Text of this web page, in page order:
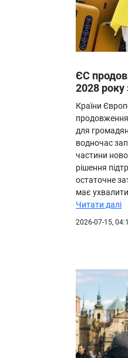
Людина
Про нас
ЄС
2028
Країни
продовження
для
водночас
частини
рішення
остаточне
має
Читати далі
2026-07-15,